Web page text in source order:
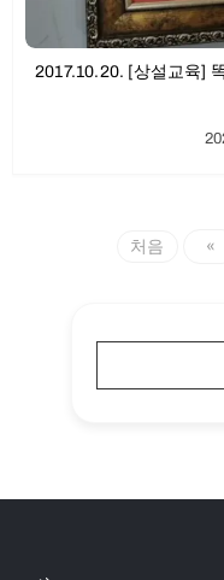
2017.10.20. [상설교육]
처음 «